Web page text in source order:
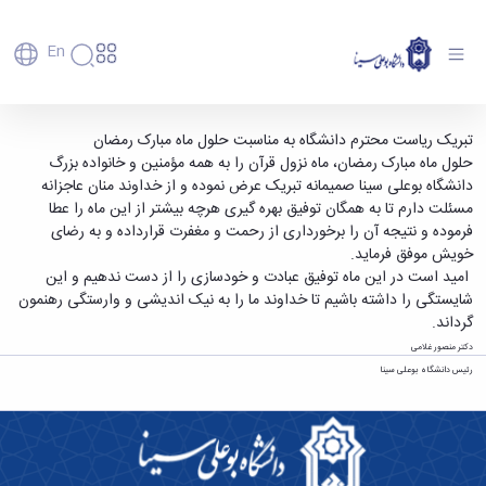
En
دانشگاه
تاریخچه
و
معرفی
برنامه
راهبردی
دانشگاه
نقشه
دانشگاه
ساختار
سازمانی
سازمان
دانشگاه
آموزش
پذیرش
کارشناسی
تحصیلات
تکمیلی
پسا
دکترا
استعدادهای
درخشان
غیرایرانی
مهمانی
و
حمایت‌های
پژوهش
فناوری و
کارآفرینی
دفتر
ارتباط
با
صنعت
پردیس
و
فناوری
تحقیقات
پژوهشکده
دانشکده‌ها
پردیس
اصلی
مهندسی
کشاورزی
شیمی
و
نفت
علوم
هنر
رفاهی
رفاهی
پرسنل
اداره
رفاه
کارکنان
دانشگاه
رفاهی
مدیریت
دانشجویان
اعضای
هیأت
علمی
کارکنان
دانشجویان
فارغ
التحصیلان
فوق
برنامه
انجمن‌های
شَهْرُ رَمَضانَ الَّذی أُنْزِلَ فیهِ الْقُرْآنُ - دانشگاه بوعلی
سینا همدان
تبریک ریاست محترم دانشگاه به مناسبت حلول ماه مبارک رمضان
حلول ماه مبارک رمضان، ماه نزول قرآن را به همه مؤمنین و خانواده بزرگ
دانشگاه بوعلی سینا صمیمانه تبریک عرض نموده و از خداوند منان عاجزانه
مسئلت دارم تا به همگان توفیق بهره گیری هرچه بیشتر از این ماه را عطا
فرموده و نتیجه آن را برخورداری از رحمت و مغفرت قرارداده و به رضای
خویش موفق فرماید.
امید است در این ماہ توفیق عبادت و خودسازی را از دست ندهیم و این
شایستگی را داشته باشیم تا خداوند ما را به نیک اندیشی و وارستگی رهنمون
گرداند.
دکتر منصور غلامی
رئیس دانشگاه بوعلی سینا